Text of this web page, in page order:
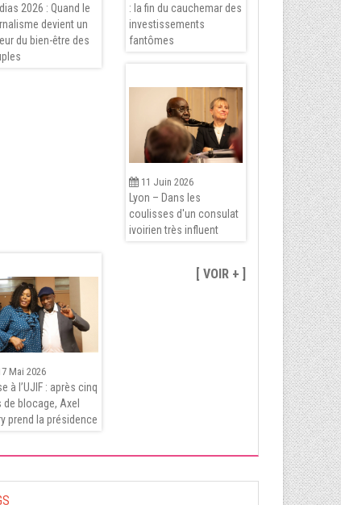
2026 : Quand le
devient un
du bien-être des
: la fin du cauchemar des
investissements
fantômes
11 Juin 2026
Lyon – Dans les
coulisses d'un consulat
ivoirien très influent
Mai 2026
à l’UJIF : après cinq
de blocage, Axel
prend la présidence
[ VOIR + ]